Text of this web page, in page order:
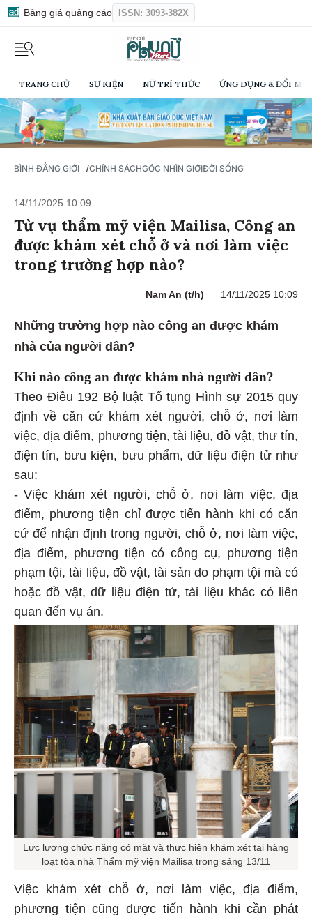
Bảng giá quảng cáo ISSN: 3093-382X
TRANG CHỦ SỰ KIỆN NỮ TRÍ THỨC ỨNG DỤNG & ĐỔI
BÌNH ĐẲNG GIỚI /CHÍNH SÁCHGÓC NHÌN GIỚIĐỜI SỐNG
14/11/2025 10:09
Từ vụ thẩm mỹ viện Mailisa, Công an
được khám xét chỗ ở và nơi làm việc
trong trường hợp nào?
Nam An (t/h) 14/11/2025 10:09
Những trường hợp nào công an được khám
nhà của người dân?
Khi nào công an được khám nhà người dân?
Theo Điều 192 Bộ luật Tố tụng Hình sự 2015 quy
định về căn cứ khám xét người, chỗ ở, nơi làm
việc, địa điểm, phương tiện, tài liệu, đồ vật, thư tín,
điện tín, bưu kiện, bưu phẩm, dữ liệu điện tử như
sau:
- Việc khám xét người, chỗ ở, nơi làm việc, địa
điểm, phương tiện chỉ được tiến hành khi có căn
cứ để nhận định trong người, chỗ ở, nơi làm việc,
địa điểm, phương tiện có công cụ, phương tiện
phạm tội, tài liệu, đồ vật, tài sản do phạm tội mà có
hoặc đồ vật, dữ liệu điện tử, tài liệu khác có liên
quan đến vụ án.
Lực lượng chức năng có mặt và thực hiện khám xét tại hàng
loạt tòa nhà Thẩm mỹ viện Mailisa trong sáng 13/11
Việc khám xét chỗ ở, nơi làm việc, địa điểm,
phương tiện cũng được tiến hành khi cần phát